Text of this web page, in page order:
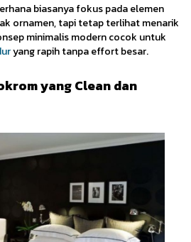
biasanya fokus pada elemen
ornamen, tapi tetap terlihat menarik
minimalis modern cocok untuk
yang rapih tanpa effort besar.
yang Clean dan